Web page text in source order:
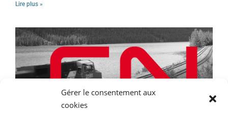
Gérer le consentement aux
cookies
Lire plus »